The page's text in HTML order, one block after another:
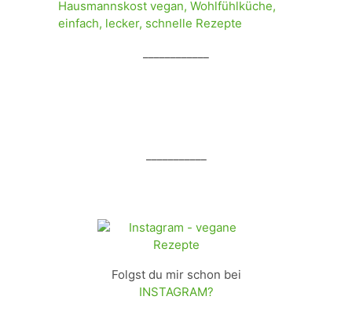
Folgst du mir schon bei
INSTAGRAM?